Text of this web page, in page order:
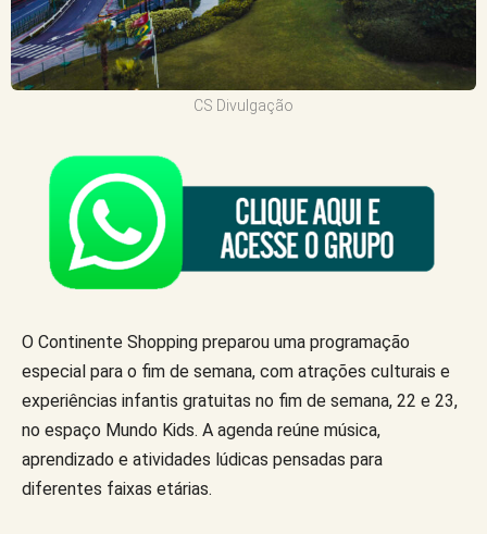
CS Divulgação
O Continente Shopping preparou uma programação
especial para o fim de semana, com atrações culturais e
experiências infantis gratuitas no fim de semana, 22 e 23,
no espaço Mundo Kids. A agenda reúne música,
aprendizado e atividades lúdicas pensadas para
diferentes faixas etárias.